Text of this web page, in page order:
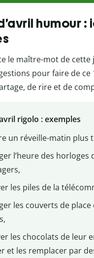
humour :
le maître-mot de cette
pour faire de ce
de rire et de
rigolo : exemples
un réveille-matin plus
l’heure des horloges
les piles de la
les couverts de place
les chocolats de leur
et les remplacer par